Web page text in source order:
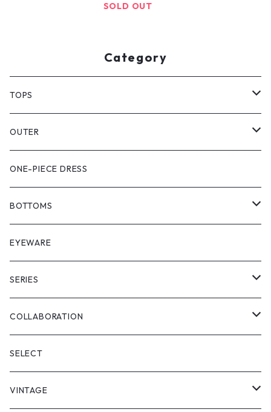
SOLD OUT
Category
TOPS
PULL OVER
SHIRT
VEST
OUTER
VEST
JACKET
COAT
PULL OVER
ONE-PIECE DRESS
BOTTOMS
SHORT LENGS
FULL LENGS
SKIRT
EYEWARE
SERIES
"matoi"
"enkan"
"tsunagi"
"asobi"
COLLABORATION
RADIO EVA
1+O
SELECT
VINTAGE